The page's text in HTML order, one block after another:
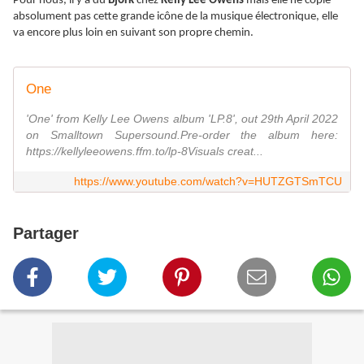
absolument pas cette grande icône de la musique électronique, elle
va encore plus loin en suivant son propre chemin.
One
'One' from Kelly Lee Owens album 'LP.8', out 29th April 2022
on Smalltown Supersound.Pre-order the album here:
https://kellyleeowens.ffm.to/lp-8Visuals creat...
https://www.youtube.com/watch?v=HUTZGTSmTCU
Partager